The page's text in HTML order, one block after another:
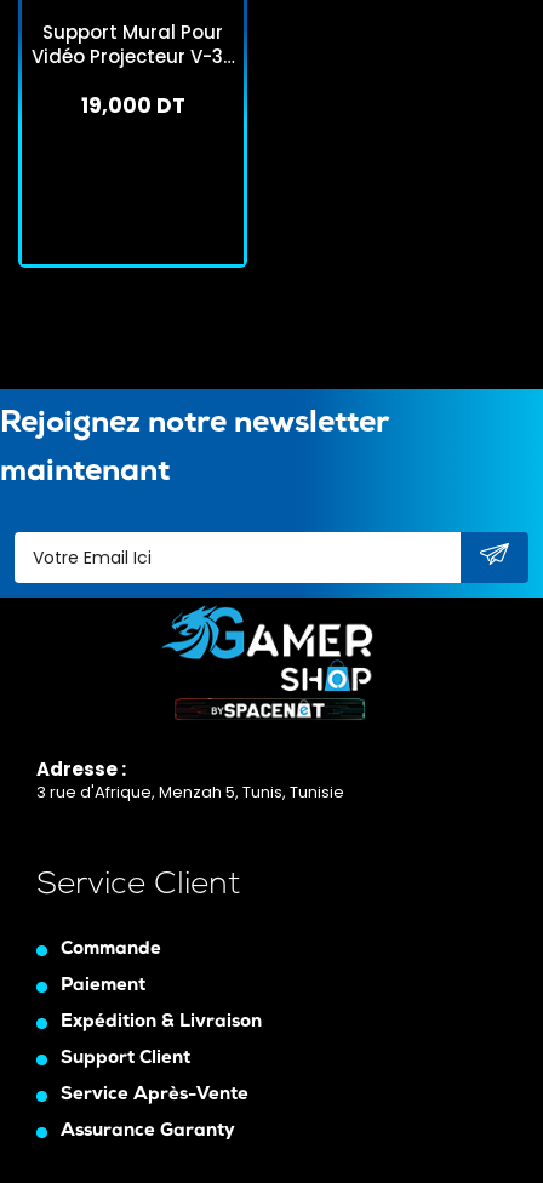
Support Mural Pour
Vidéo Projecteur V-36
19,000 DT
Rejoignez notre newsletter
maintenant
Adresse :
3 rue d'Afrique, Menzah 5, Tunis, Tunisie
Service Client
Commande
Paiement
Expédition & Livraison
Support Client
Service Après-Vente
Assurance Garanty